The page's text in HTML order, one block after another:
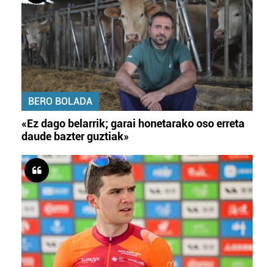
BERO BOLADA
«Ez dago belarrik; garai honetarako oso erreta
daude bazter guztiak»